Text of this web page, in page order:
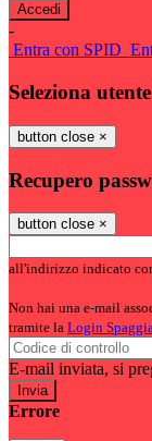
-
Entra con SPID
Seleziona utente
button close ×
Recupero
button close ×
all'indirizzo indicato
Non hai una e-mail
tramite la Login
E-mail inviata, si
Errore